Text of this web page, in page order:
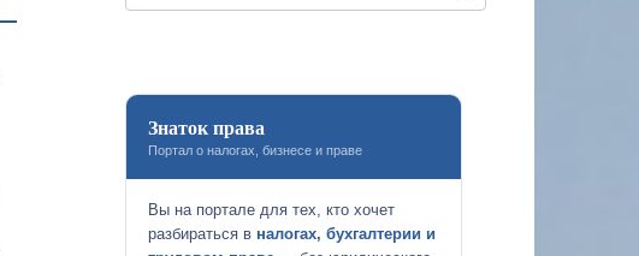
Знаток права
Портал о налогах, бизнесе и праве
Вы на портале для тех, кто хочет
разбираться в налогах, бухгалтерии и